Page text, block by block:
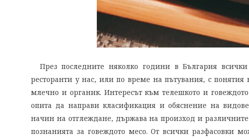
През последните няколко години в България
ресторанти у нас, или по време на пътувания, с
млечно и органик. Интересът към телешкото и
опита да направи класификация и обяснение на
начин на отглеждане, държава на произход и
познанията за говеждото месо. От всички разфасовки